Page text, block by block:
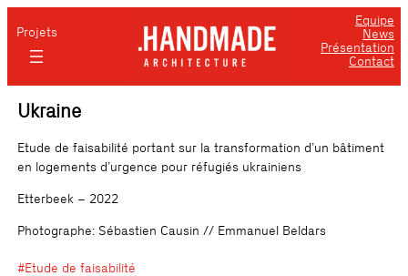
Projets
Equipe
News
Présentation
Contact
Ukraine
Etude de faisabilité portant sur la transformation d’un bâtiment
en logements d’urgence pour réfugiés ukrainiens
Etterbeek – 2022
Photographe: Sébastien Causin // Emmanuel Beldars
#Etude de faisabilité